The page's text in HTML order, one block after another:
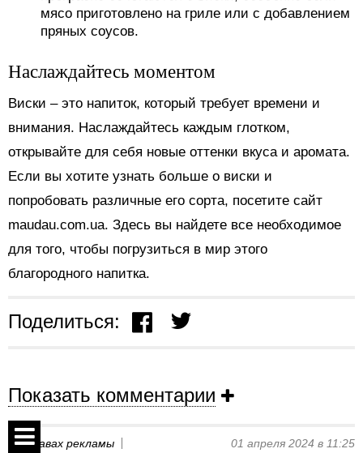
мясо приготовлено на гриле или с добавлением
пряных соусов.
Наслаждайтесь моментом
Виски – это напиток, который требует времени и
внимания. Наслаждайтесь каждым глотком,
открывайте для себя новые оттенки вкуса и аромата.
Если вы хотите узнать больше о виски и
попробовать различные его сорта, посетите сайт
maudau.com.ua. Здесь вы найдете все необходимое
для того, чтобы погрузиться в мир этого
благородного напитка.
Поделиться:
Показать комментарии
На правах рекламы 01 апреля 2024 в 11:25